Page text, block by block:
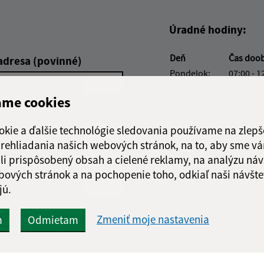
cookies
a ďalšie technológie sledovania používame na
našich webových stránok, na to, aby sme
prispôsobený obsah a cielené reklamy, na analýzu
stránok a na pochopenie toho, odkiaľ naši
Odmietam Zmeniť moje nastavenia
(povinné)
Google reCaptcha Response
Odoslať
Úradné hodiny:
Deň Čas
Pondelok:
07:00 -
Piatok:
07:00 -
Obedňajšia